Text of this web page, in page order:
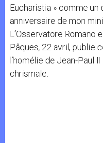
Eucharistia » comme un
anniversaire de mon
L’Osservatore Romano
Pâques, 22 avril, publie
l’homélie de Jean-Paul
chrismale.